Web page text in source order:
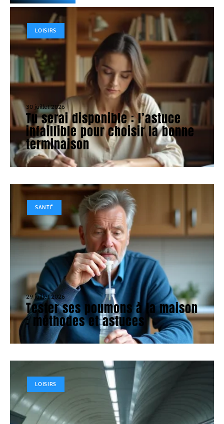
LOISIRS
30 juillet 2026
Tu serai disponible : l’astuce
infaillible pour choisir la bonne
terminaison
SANTÉ
29 juillet 2026
Tester ses poumons à la maison
: méthodes et astuces
LOISIRS